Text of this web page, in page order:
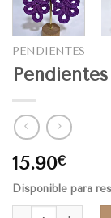
PENDIENTES
15.90€
Disponible para